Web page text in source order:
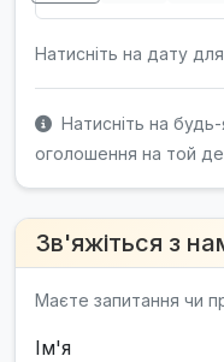
Натисніть на дату
Натисніть на
оголошення на той
Зв'яжіться з
Маєте запитання чи
Ім'я